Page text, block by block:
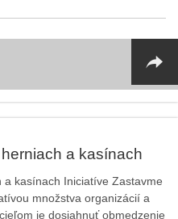
a kasínach
kasínach Iniciatíve Zastavme
množstva organizácií a
je dosiahnuť obmedzenie